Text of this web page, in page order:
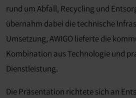
rund um Abfall, Recycling und
übernahm dabei die technische
Umsetzung, AWIGO lieferte die
Kombination aus Technologie und
Dienstleistung.
Die Präsentation richtete sich an